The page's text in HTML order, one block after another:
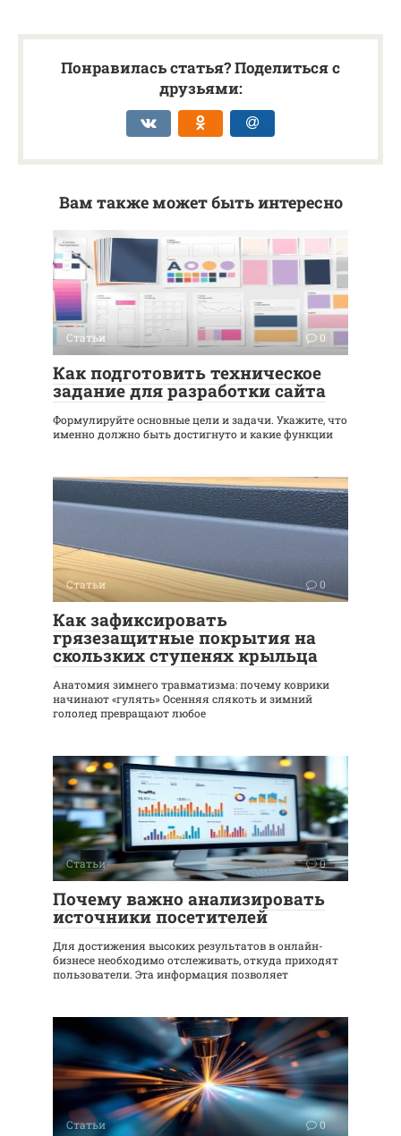
Понравилась статья? Поделиться с
друзьями:
Вам также может быть интересно
Статьи 0
Как подготовить техническое
задание для разработки сайта
Формулируйте основные цели и задачи. Укажите, что
именно должно быть достигнуто и какие функции
Статьи 0
Как зафиксировать
грязезащитные покрытия на
скользких ступенях крыльца
Анатомия зимнего травматизма: почему коврики
начинают «гулять» Осенняя слякоть и зимний
гололед превращают любое
Статьи 0
Почему важно анализировать
источники посетителей
Для достижения высоких результатов в онлайн-
бизнесе необходимо отслеживать, откуда приходят
пользователи. Эта информация позволяет
Статьи 0